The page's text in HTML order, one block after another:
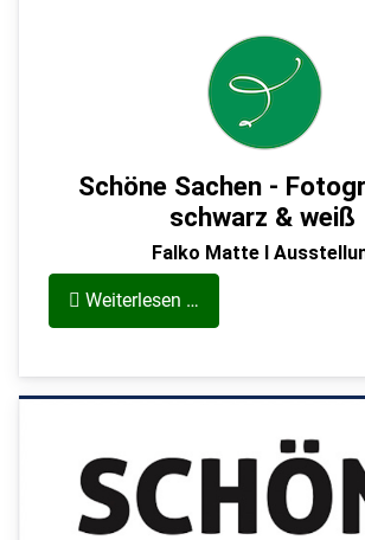
Schöne Sachen -
schwarz & weiß
Falko Matte I
Weiterlesen …